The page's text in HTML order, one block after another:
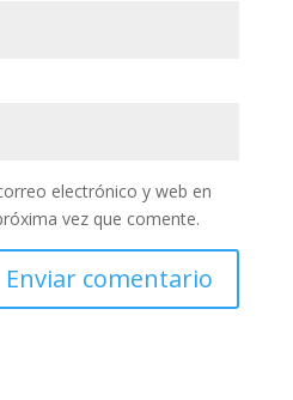
electrónico y web en
vez que comente.